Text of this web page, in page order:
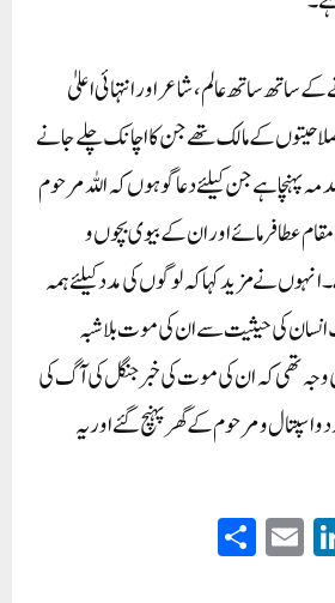
ساتھ ساتھ عالم،شاعر اور انتہائی اعلیٰ
کے مالک تھے جن کا اچانک چلے جانے
پہنچا ہے جن کیلئے دعا گو ہوں کہ اللہ مرحوم
عطا فرمائے اور ان کے بیوی بچوں و
نے مزید کہا کہ لوگوں کی مدد کیلئے ہمہ
کی حیثیت سے ان کی موت بلا شبہ
وجہ تھی کہ ان کی موت کی خبر جنگل کی آگ کی
اسپتال و مرحوم کے گھر پہنچ گئے اور یہ
Li
nk
E
m